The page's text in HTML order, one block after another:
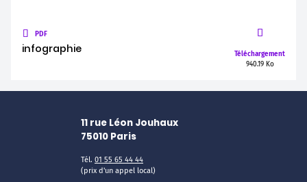
PDF
infographie
Téléchargement
940.19 Ko
11 rue Léon Jouhaux
75010 Paris
Tél. 01 55 65 44 44
(prix d'un appel local)